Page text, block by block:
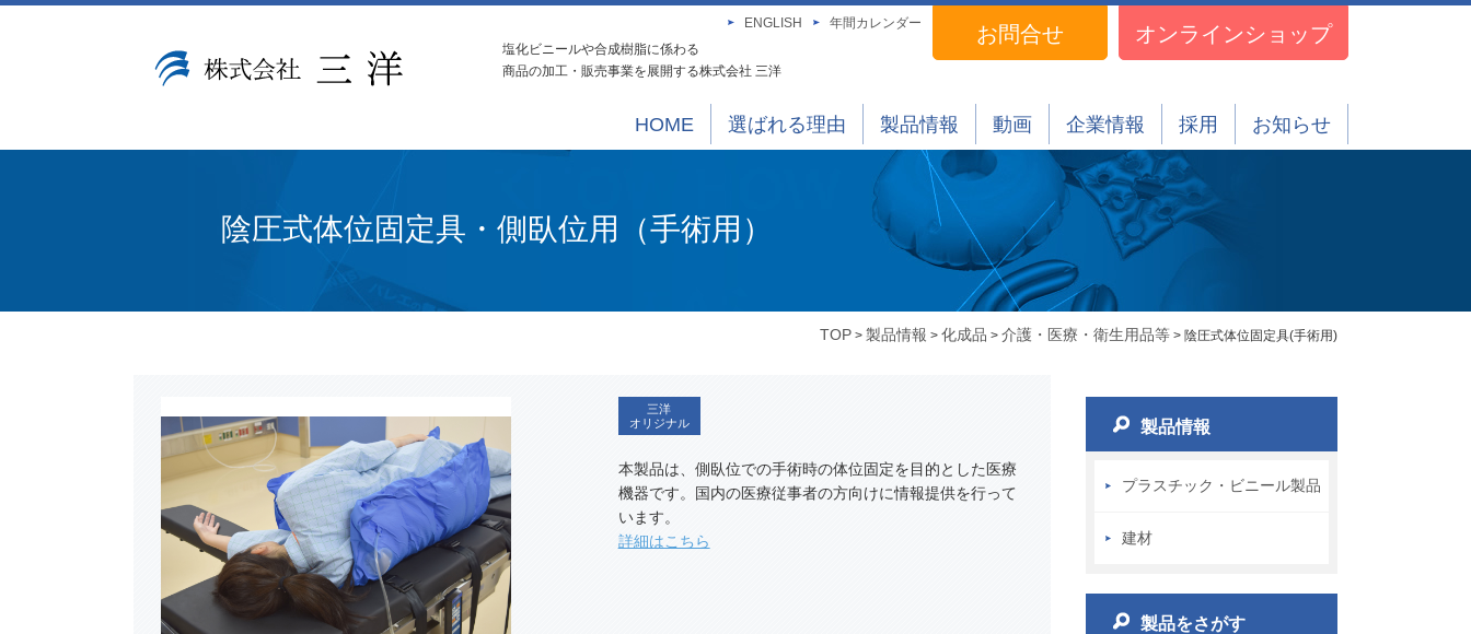
ENGLISH 年間カレンダー お問合せ オンラインショップ
塩化ビニールや合成樹脂に係わる
商品の加工・販売事業を展開する株式会社 三洋
HOME 選ばれる理由 製品情報 動画 企業情報 採用 お知らせ
陰圧式体位固定具・側臥位用（手術用）
TOP > 製品情報 > 化成品 > 介護・医療・衛生用品等 > 陰圧式体位固定具(手術用)
三洋
オリジナル
本製品は、側臥位での手術時の体位固定を目的とした医療
機器です。国内の医療従事者の方向けに情報提供を行って
います。
詳細はこちら
製品情報
プラスチック・ビニール製品
建材
製品をさがす